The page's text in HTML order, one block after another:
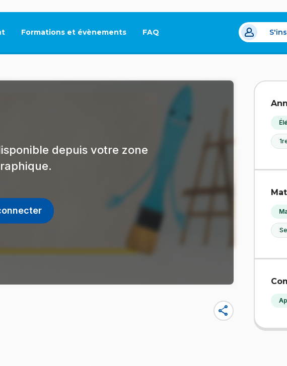
Formations et évènements FAQ
Ce lien s'ouvrira dans un nouvel
depuis votre zone
share